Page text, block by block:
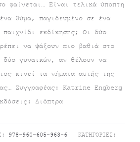
φαίνεται… Είναι τελικά ύποπτη
θύμα, παγιδευμένο σε ένα
παιχνίδι εκδίκησης; Οι δύο
να ψάξουν πιο βαθιά στο
δύο γυναικών, αν θέλουν να
κινεί τα νήματα αυτής της
Συγγραφέας: Katrine Engberg
Διόπτρα
978-960-605-963-6
ΚΑΤΗΓΟΡΊΕΣ: